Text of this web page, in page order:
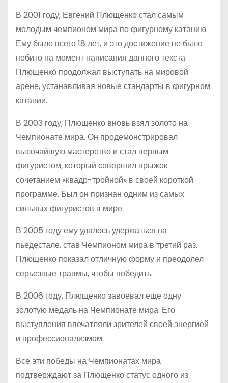
В 2001 году, Евгений Плющенко стал самым
молодым чемпионом мира по фигурному катанию.
Ему было всего 18 лет, и это достижение не было
побито на момент написания данного текста.
Плющенко продолжал выступать на мировой
арене, устанавливая новые стандарты в фигурном
катании.
В 2003 году, Плющенко вновь взял золото на
Чемпионате мира. Он продемонстрировал
высочайшую мастерство и стал первым
фигуристом, который совершил прыжок
сочетанием «квадр-тройной» в своей короткой
программе. Был он признан одним из самых
сильных фигуристов в мире.
В 2005 году ему удалось удержаться на
пьедестале, став Чемпионом мира в третий раз.
Плющенко показал отличную форму и преодолел
серьезные травмы, чтобы победить.
В 2006 году, Плющенко завоевал еще одну
золотую медаль на Чемпионате мира. Его
выступления впечатляли зрителей своей энергией
и профессионализмом.
Все эти победы на Чемпионатах мира
подтверждают за Плющенко статус одного из